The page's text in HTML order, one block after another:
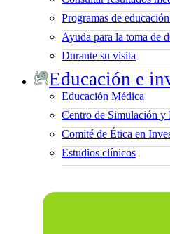
Programas de
Ayuda para la toma de
Durante su visita
Educación e
Educación Médica
Centro de Simulación
Comité de Ética en
Estudios clínicos